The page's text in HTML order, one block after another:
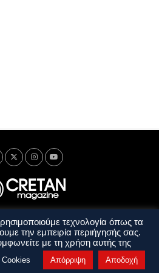
Απορρήτου
Όροι Χρήσης
και Προϋποθέσεις
τεχνολογία όπως τα
την εμπειρία περιήγησής σας.
με τη χρήση αυτής της
Cookies Απόρριψη Αποδοχή